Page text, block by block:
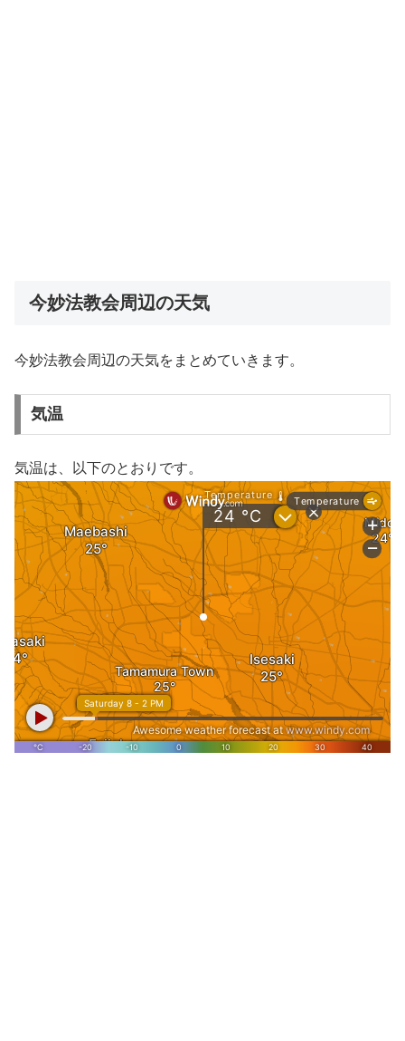
今妙法教会周辺の天気
今妙法教会周辺の天気をまとめていきます。
気温
気温は、以下のとおりです。